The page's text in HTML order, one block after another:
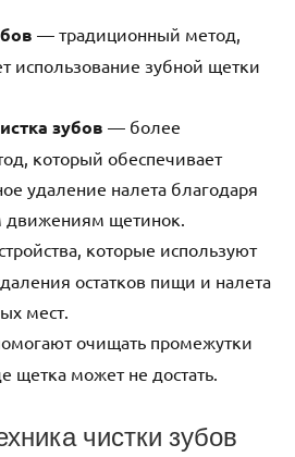
— традиционный метод,
использование зубной щетки
зубов — более
который обеспечивает
удаление налета благодаря
движениям щетинок.
которые используют
остатков пищи и налета
мест.
очищать промежутки
щетка может не достать.
чистки зубов